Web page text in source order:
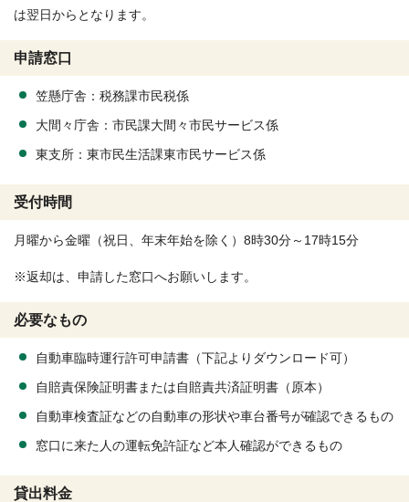
は翌日からとなります。
申請窓口
笠懸庁舎：税務課市民税係
大間々庁舎：市民課大間々市民サービス係
東支所：東市民生活課東市民サービス係
受付時間
月曜から金曜（祝日、年末年始を除く）8時30分～17時15分
※返却は、申請した窓口へお願いします。
必要なもの
自動車臨時運行許可申請書（下記よりダウンロード可）
自賠責保険証明書または自賠責共済証明書（原本）
自動車検査証などの自動車の形状や車台番号が確認できるもの
窓口に来た人の運転免許証など本人確認ができるもの
貸出料金